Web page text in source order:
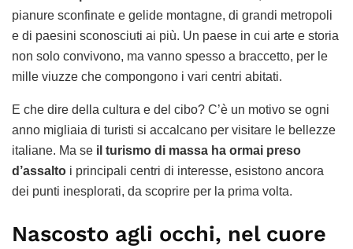
pianure sconfinate e gelide montagne, di grandi metropoli
e di paesini sconosciuti ai più. Un paese in cui arte e storia
non solo convivono, ma vanno spesso a braccetto, per le
mille viuzze che compongono i vari centri abitati.
E che dire della cultura e del cibo? C’è un motivo se ogni
anno migliaia di turisti si accalcano per visitare le bellezze
italiane. Ma se il turismo di massa ha ormai preso
d’assalto i principali centri di interesse, esistono ancora
dei punti inesplorati, da scoprire per la prima volta.
Nascosto agli occhi, nel cuore